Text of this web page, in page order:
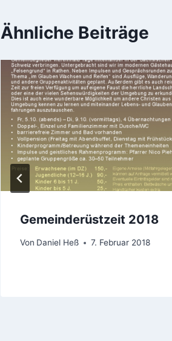
Ähnliche Beiträge
Gemeinderüstzeit 2018
Von Daniel Heß 7. Februar 2018